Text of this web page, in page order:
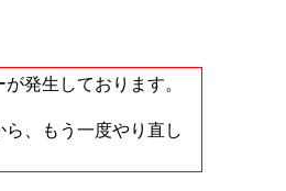
発生しております。
ら、もう一度やり直し